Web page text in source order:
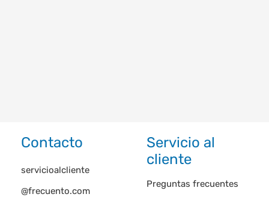
Contacto
servicioalcliente
@frecuento.com
Servicio al
cliente
Preguntas frecuentes